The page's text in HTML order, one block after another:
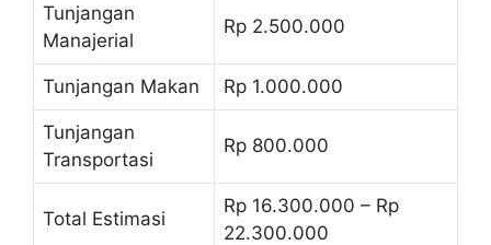
Tunjangan
Manajerial
Rp 2.500.000
Tunjangan Makan Rp 1.000.000
Tunjangan
Transportasi
Rp 800.000
Total Estimasi
Rp 16.300.000 – Rp
22.300.000